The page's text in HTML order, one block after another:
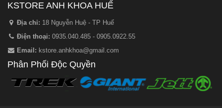
KSTORE ANH KHOA HUẾ
Địa chỉ: 18 Nguyễn Huệ - TP Huế
Điện thoại: 0935.040.485 - 0905.0922.55
Email: kstore.anhkhoa@gmail.com
Phân Phối Độc Quyền